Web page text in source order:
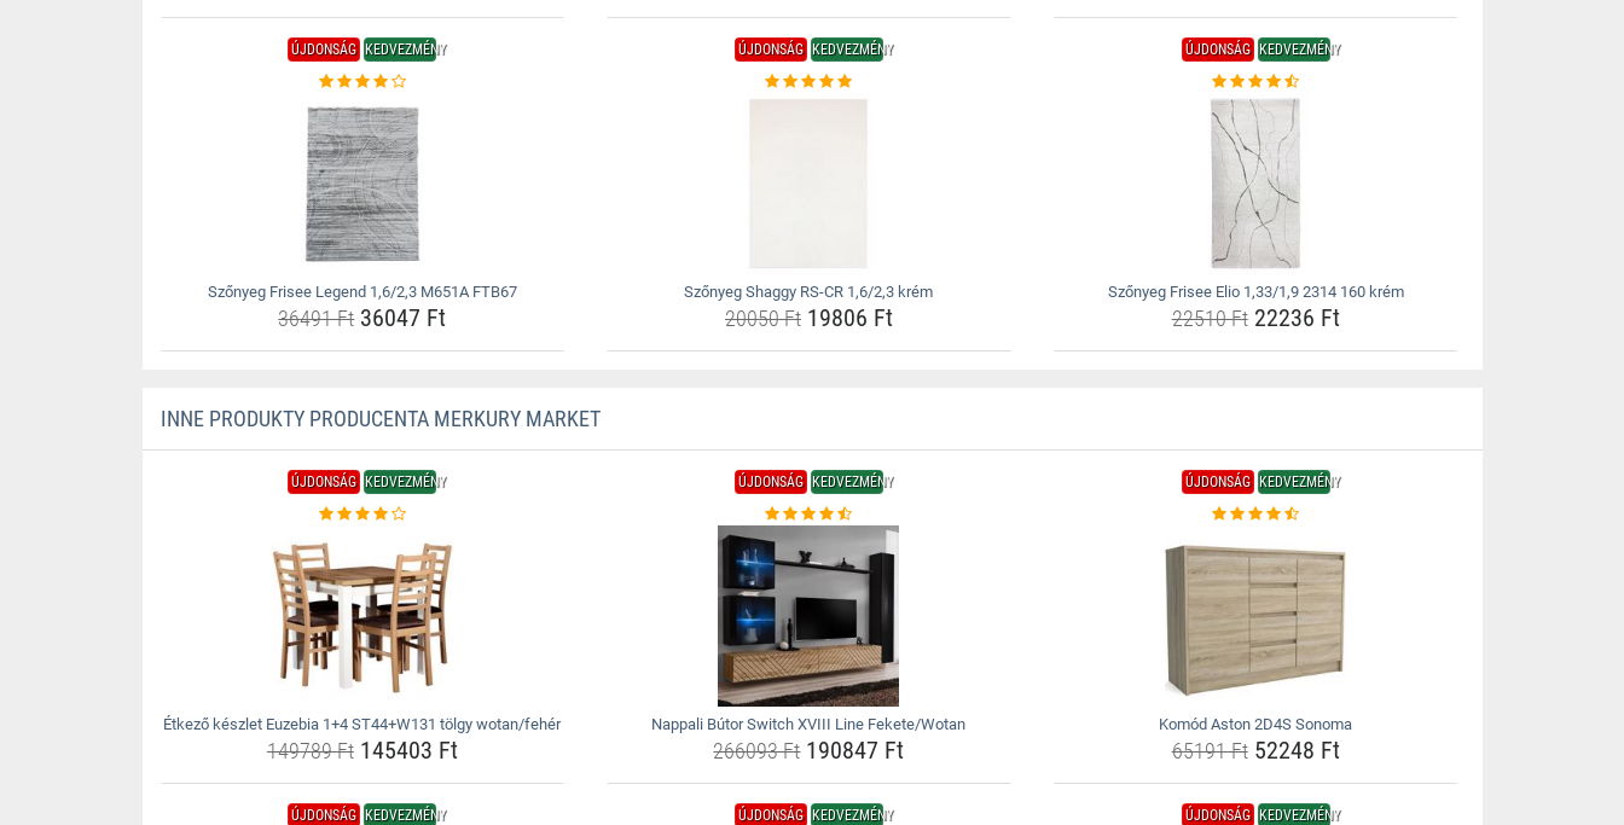
ÚJDONSÁG KEDVEZMÉNY
Szőnyeg Frisee Legend 1,6/2,3 M651A FTB67
36491 Ft36047 Ft
ÚJDONSÁG KEDVEZMÉNY
Szőnyeg Shaggy RS-CR 1,6/2,3 krém
20050 Ft19806 Ft
ÚJDONSÁG KEDVEZMÉNY
Szőnyeg Frisee Elio 1,33/1,9 2314 160 krém
22510 Ft22236 Ft
INNE PRODUKTY PRODUCENTA MERKURY MARKET
ÚJDONSÁG KEDVEZMÉNY
Étkező készlet Euzebia 1+4 ST44+W131 tölgy wotan/fehér
149789 Ft145403 Ft
ÚJDONSÁG KEDVEZMÉNY
Nappali Bútor Switch XVIII Line Fekete/Wotan
266093 Ft190847 Ft
ÚJDONSÁG KEDVEZMÉNY
Komód Aston 2D4S Sonoma
65191 Ft52248 Ft
ÚJDONSÁG KEDVEZMÉNY ÚJDONSÁG KEDVEZMÉNY ÚJDONSÁG KEDVEZMÉNY